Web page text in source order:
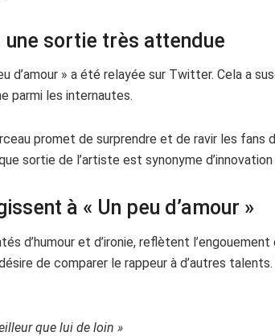
une sortie très attendue
d’amour » a été relayée sur Twitter. Cela a
parmi les internautes.
promet de surprendre et de ravir les fans
sortie de l’artiste est synonyme
à « Un peu d’amour »
d’humour et d’ironie, reflètent
de comparer le rappeur à d’autres
que lui de loin »